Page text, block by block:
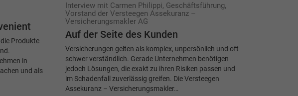
Produkte
in
und als
Interview mit Carmen Philippi, Geschäftsführung,
Vorstand der Versteegen Assekuranz –
Versicherungsmakler AG
Auf der Seite des Kunden
Versicherungen gelten als komplex, unpersönlich und oft
schwer verständlich. Gerade Unternehmen benötigen
jedoch Lösungen, die exakt zu ihren Risiken passen und
im Schadenfall zuverlässig greifen. Die Versteegen
Assekuranz – Versicherungsmakler…